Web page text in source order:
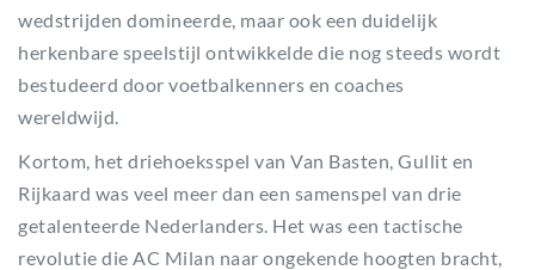
wedstrijden domineerde, maar ook een duidelijk
herkenbare speelstijl ontwikkelde die nog steeds wordt
bestudeerd door voetbalkenners en coaches
wereldwijd.
Kortom, het driehoeksspel van Van Basten, Gullit en
Rijkaard was veel meer dan een samenspel van drie
getalenteerde Nederlanders. Het was een tactische
revolutie die AC Milan naar ongekende hoogten bracht,